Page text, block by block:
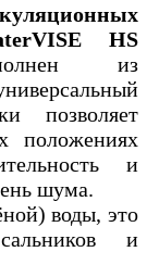
HS
из
позволяет
положениях
и
шума.
воды, это
и